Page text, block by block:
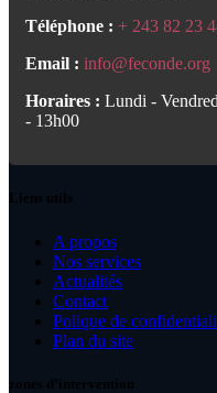
Téléphone : + 243 82 23
Email : info@feconde.org
Horaires : Lundi -
- 13h00
Liens utils
A propos
Nos services
Actualités
Contact
Polique de
Plan du site
zones d’intervention